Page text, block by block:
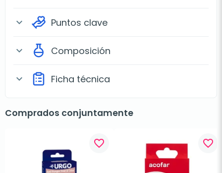
expand_more Puntos clave
expand_more Composición
expand_more Ficha técnica
Comprados conjuntamente
favorite_border favorite_border